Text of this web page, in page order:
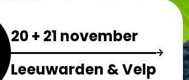
20 + 21 november
Leeuwarden & Velp